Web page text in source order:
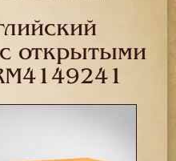
открытыми